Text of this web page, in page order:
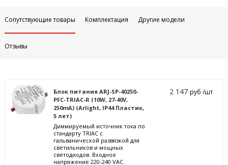
Сопутствующие товары Комплектация Другие модели
Отзывы
Блок питания ARJ-SP-40250-
PFC-TRIAC-R (10W, 27-40V,
250mA) (Arlight, IP44 Пластик,
5 лет)
Диммируемый источник тока по
стандарту TRIAC с
гальванической развязкой для
светильников и мощных
светодиодов. Входное
напряжение 220-240 VAC.
2 147руб /шт